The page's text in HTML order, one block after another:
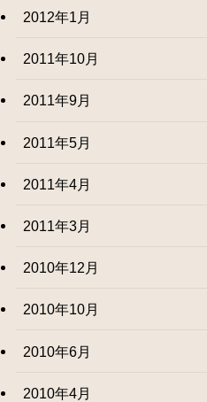
2012年1月
2011年10月
2011年9月
2011年5月
2011年4月
2011年3月
2010年12月
2010年10月
2010年6月
2010年4月